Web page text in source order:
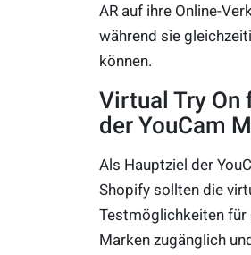
AR auf ihre Online-
während sie
können.
Virtual Try On
der YouCam
Als Hauptziel der
Shopify sollten die
Testmöglichkeiten für
Marken zugänglich